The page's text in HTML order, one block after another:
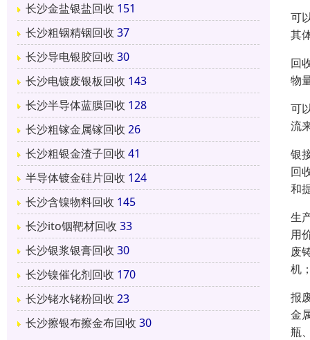
长沙金盐银盐回收 151
长沙粗铟精铟回收 37
长沙导电银胶回收 30
长沙电镀废银板回收 143
长沙半导体蓝膜回收 128
长沙粗镓金属镓回收 26
长沙粗银金渣子回收 41
半导体镀金硅片回收 124
长沙含镍物料回收 145
长沙ito铟靶材回收 33
长沙银浆银膏回收 30
长沙镍催化剂回收 170
长沙铑水铑粉回收 23
长沙擦银布擦金布回收 30
可
其
回
物
可
流
银
回
和
生
用
废
机
报
金
瓶